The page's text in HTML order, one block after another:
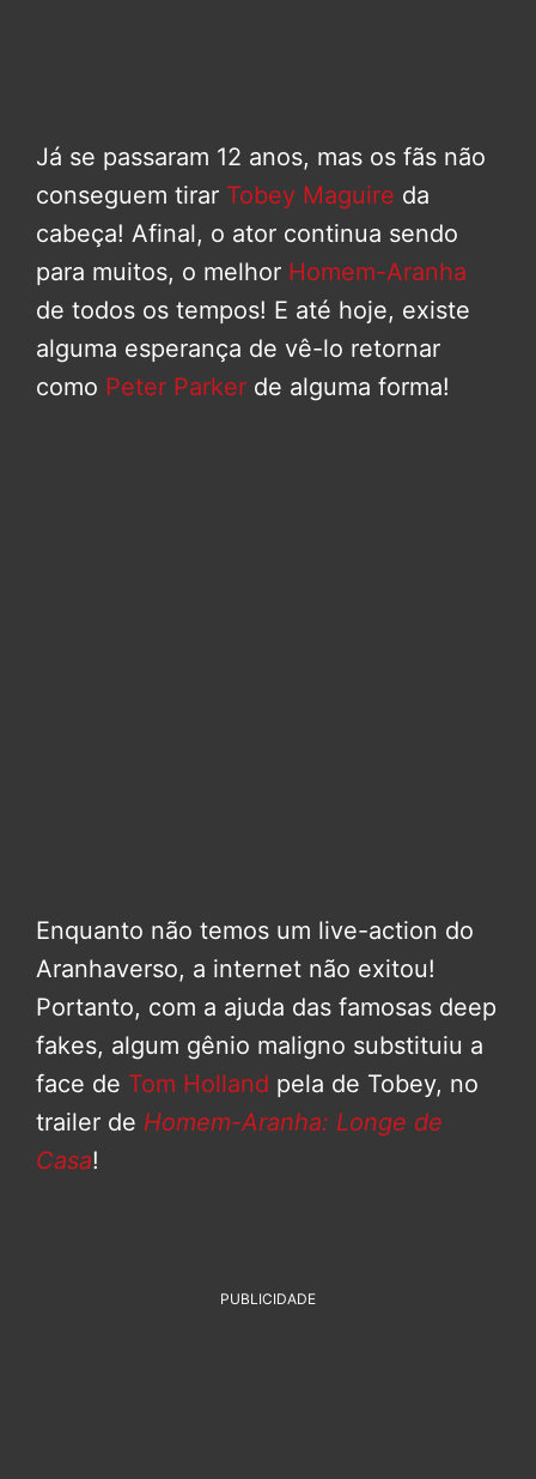
Já se passaram 12 anos, mas os fãs não
conseguem tirar Tobey Maguire da
cabeça! Afinal, o ator continua sendo
para muitos, o melhor Homem-Aranha
de todos os tempos! E até hoje, existe
alguma esperança de vê-lo retornar
como Peter Parker de alguma forma!
Enquanto não temos um live-action do
Aranhaverso, a internet não exitou!
Portanto, com a ajuda das famosas deep
fakes, algum gênio maligno substituiu a
face de Tom Holland pela de Tobey, no
trailer de Homem-Aranha: Longe de
Casa!
PUBLICIDADE